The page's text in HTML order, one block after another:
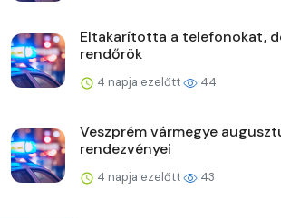
Eltakarította a telefonokat,
rendőrök
4 napja ezelőtt 44
Veszprém vármegye
rendezvényei
4 napja ezelőtt 43